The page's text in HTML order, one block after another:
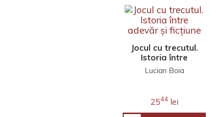
Jocul cu trecutul.
Istoria între
adevăr şi ficţiune
Lucian Boia
2544lei